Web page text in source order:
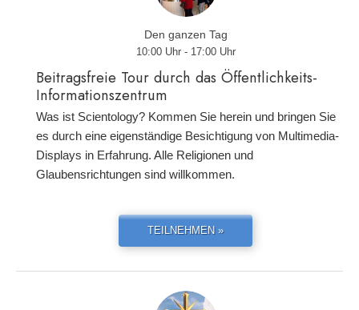
Den ganzen Tag
10:00 Uhr - 17:00 Uhr
Beitragsfreie Tour durch das Öffentlichkeits-
Informationszentrum
Was ist Scientology? Kommen Sie herein und bringen Sie
es durch eine eigenständige Besichtigung von Multimedia-
Displays in Erfahrung. Alle Religionen und
Glaubensrichtungen sind willkommen.
TEILNEHMEN »